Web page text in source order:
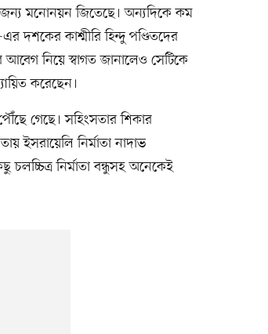
জন্য মনোনয়ন জিতেছে। অন্যদিকে কম
দশকের কাশ্মীরি হিন্দু পণ্ডিতদের
আবেগ নিয়ে স্বাগত জানালেও সেটিকে
করেছেন।
গেছে। সহিংসতার শিকার
ইসরায়েলি নির্মাতা নাদাভ
নির্মাতা বন্ধুসহ অনেকেই